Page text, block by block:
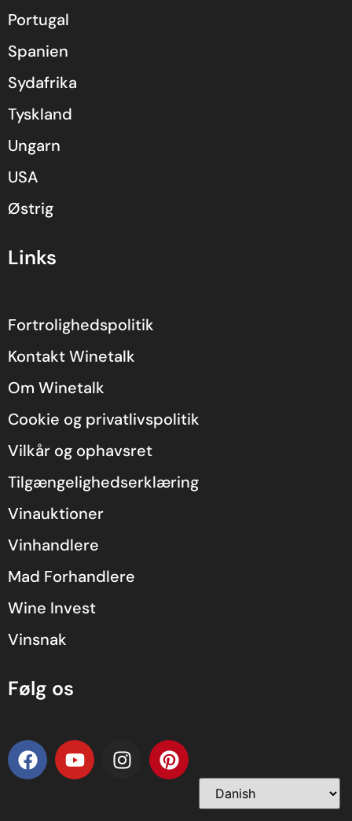
Portugal
Spanien
Sydafrika
Tyskland
Ungarn
USA
Østrig
Links
Fortrolighedspolitik
Kontakt Winetalk
Om Winetalk
Cookie og privatlivspolitik
Vilkår og ophavsret
Tilgængelighedserklæring
Vinauktioner
Vinhandlere
Mad Forhandlere
Wine Invest
Vinsnak
Følg os